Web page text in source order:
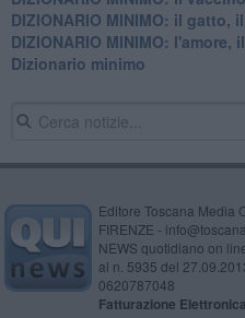
DIZIONARIO MINIMO: il gatto,
DIZIONARIO MINIMO: l'amore,
Dizionario minimo
Editore Toscana Media
FIRENZE -
NEWS quotidiano on
al n. 5935 del
0620787048
Fatturazione